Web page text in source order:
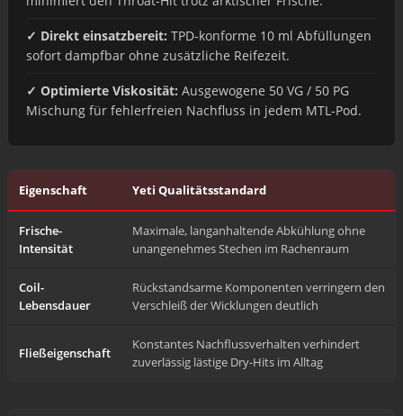
✓ Direkt einsatzbereit: TPD-konforme 10 ml Abfüllungen
sofort dampfbar ohne zusätzliche Reifezeit.
✓ Optimierte Viskosität: Ausgewogene 50 VG / 50 PG
Mischung für fehlerfreien Nachfluss in jedem MTL-Pod.
Eigenschaft Yeti Qualitätsstandard
Frische-
Intensität
Maximale, langanhaltende Abkühlung ohne
unangenehmes Stechen im Rachenraum
Coil-
Lebensdauer
Rückstandsarme Komponenten verringern den
Verschleiß der Wicklungen deutlich
Fließeigenschaft
Konstantes Nachflussverhalten verhindert
zuverlässig lästige Dry-Hits im Alltag